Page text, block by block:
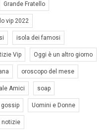
Grande Fratello
vip 2022
isola dei famosi
Vip Oggi è un altro giorno
oroscopo del mese
Amici soap
Uomini e Donne
notizie